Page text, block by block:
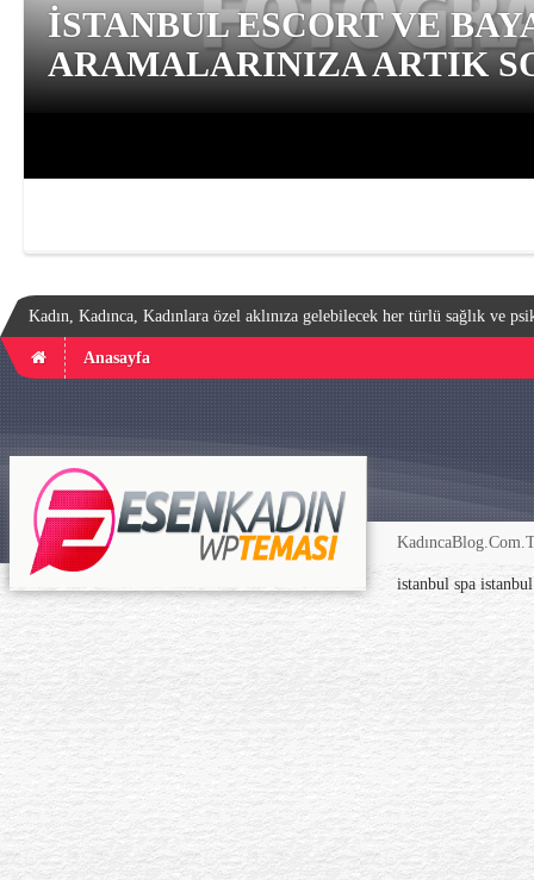
İSTANBUL ESCORT VE
ARAMALARINIZA ARTIK
Kadın, Kadınca, Kadınlara özel aklınıza gelebilecek her türlü sağlık ve
Anasayfa
istanbul spa